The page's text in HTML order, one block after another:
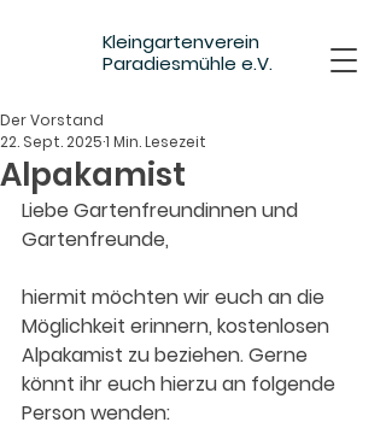
Kleingartenverein
Paradiesmühle e.V.
Alpakamist
Der Vorstand
22. Sept. 20251 Min. Lesezeit
Liebe Gartenfreundinnen und
Gartenfreunde,
hiermit möchten wir euch an die
Möglichkeit erinnern, kostenlosen
Alpakamist zu beziehen. Gerne
könnt ihr euch hierzu an folgende
Person wenden: